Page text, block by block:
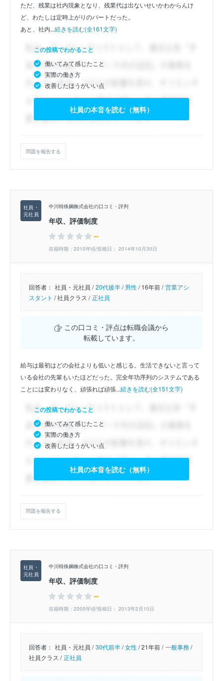
ただ、残業は社内現象となり、残業代は出ないせいかわからんけ
ど、わたしは定時上がりのパートだった。
あと、社内...続きを読む(全161文字)
この投稿でわかること
働いてみて感じたこと
実際の働き方
改善したほうがいい点
社員の本音を読む（無料）
問題を報告する
中川特殊鋼株式会社の口コミ・評判
年収、評価制度
--
在籍時期：2010年頃/投稿日： 2014年10月30日
回答者： 社員・元社員 / 20代後半/男性/16年前 / 営業アシ
スタント /社員クラス / 正社員
この口コミ・評点は転職会議から
転載しています。
給与は最初はどの会社よりも低いと感じる。生活できないと言って
いる会社の先輩もいたほどだった。完全年功序列のシステムである
ことには変わりなく、頑張れば頑張...続きを読む(全151文字)
この投稿でわかること
働いてみて感じたこと
実際の働き方
改善したほうがいい点
社員の本音を読む（無料）
問題を報告する
中川特殊鋼株式会社の口コミ・評判
年収、評価制度
--
在籍時期：2005年頃/投稿日： 2013年2月10日
回答者： 社員・元社員 / 30代前半/女性/21年前 / 一般事務/
社員クラス / 正社員